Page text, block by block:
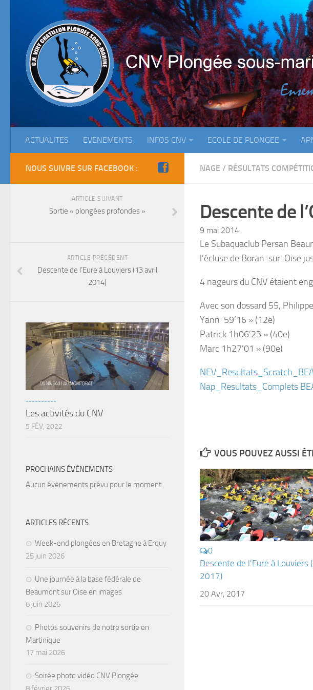
ACTUALITES EVENEMENTS INFOS CNV ECOLE DE PLONGEE
NAGE / RÉSULTATS
Descente de
9 mai 2014
Le Subaquaclub Persan
l’écluse de Boran-sur-Oise
4 nageurs du CNV étaient
Avec son dossard 55,
Yann 59’16 » (12e)
Patrick 1h06’23 » (40e)
Marc 1h27’01 » (90e)
Nap_Resultats_Complets
VOUS POUVEZ AUSSI
0
Descente de l’Eure à Louviers
2017)
20 Avr, 2017
NOUS SUIVRE SUR FACEBOOK :
ARTICLE SUIVANT
Sortie « plongées profondes »
ARTICLE PRÉCÉDENT
Descente de l’Eure à Louviers (13 avril
2014)
----------
Les activités du CNV
5 FÉV, 2022
PROCHAINS ÉVÈNEMENTS
Aucun évènements prévu pour le moment.
ARTICLES RÉCENTS
Week-end plongées en Bretagne à Erquy
25 juin 2026
Une journée à la base fédérale de
Beaumont sur Oise en images
6 juin 2026
Photos souvenirs de notre sortie en
Martinique
17 mai 2026
Soirée photo vidéo CNV Plongée